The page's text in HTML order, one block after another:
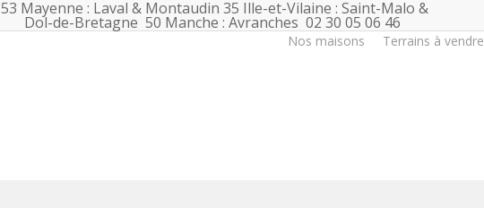
53 Mayenne : Laval & Montaudin 35 Ille-et-Vilaine : Saint-Malo &
Dol-de-Bretagne 50 Manche : Avranches 02 30 05 06 46
Nos maisons Terrains à vendre